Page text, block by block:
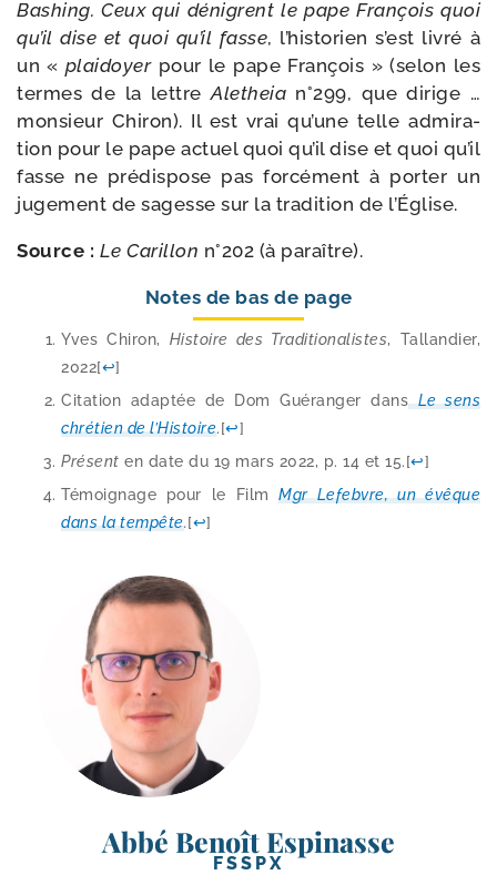
Bashing. Ceux qui dénigrent le pape François quoi
qu’il dise et quoi qu’il fasse, l’historien s’est livré à
un « plai­doyerpour le pape François » (selon les
termes de la lettreAletheia n°299, que dirige …
mon­sieur Chiron). Il est vrai qu’une telle admi­ra­
tion pour le pape actuel quoi qu’il dise et quoi qu’il
fasse ne pré­dis­pose pas for­cé­ment à por­ter un
juge­ment de sagesse sur la tra­di­tion de l’Église.
Source : Le Carillon n°202 (à paraître).
Notes de bas de page
Yves Chiron, Histoire des Traditionalistes, Tallandier,
2022[↩]
Citation adap­tée de Dom Guéranger dans Le sens
chré­tien de l’Histoire.[↩]
Présent en date du 19 mars 2022, p. 14 et 15.[↩]
Témoignage pour le FilmMgr Lefebvre, un évêque
dans la tem­pête.[↩]
Abbé Benoît Espinasse
FSSPX